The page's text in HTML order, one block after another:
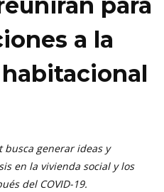
a la
busca generar ideas y
en la vivienda social y los
del COVID-19.